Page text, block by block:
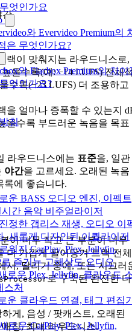
엇인가요
와 Evervideo Premium의
은 무엇인가요?
와 Flacbox Premium의 차이
엇인가요?
침
운 BASS 오디오 엔진, 이펙
시간 음악 비주얼라이저
정한 갭리스 재생, 오디오 이
, 새롭게 디자인된 이퀄라이저
워진 CarPlay, Plex, Jellyfin,
로 즐기는 고해상도 오디오
로운 Plex, Jellyfin, 클라우드
스처
운 클라우드 연결, 태그 편집
로운 CarPlay, Plex, Jellyfin,
간.
랙이 맞춰지는 라우드니스로,
을수록(예: −14 LUFS) 전체
수록(−23 LUFS) 더 조용하고
얼마나 증폭할 수 있는지
을수록 부드러운 녹음을 목표
라우드니스에는 표준을, 일관
야간을 고르세요. 오래된 녹음
록에 좋습니다.
이 너무 작고 큰 부분이 너무
더 가깝게 끌어당겨 트랙 전체
서, 달리기 중에, 또는 시끄러
로 구축된 완전한 다
게, 음성 / 팟캐스트, 오래된
칭, 최대 라우드니스.